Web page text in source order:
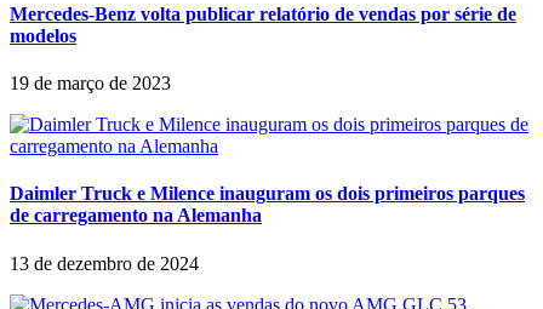
Mercedes-Benz volta publicar relatório de vendas por série de
modelos
19 de março de 2023
Daimler Truck e Milence inauguram os dois primeiros parques
de carregamento na Alemanha
13 de dezembro de 2024